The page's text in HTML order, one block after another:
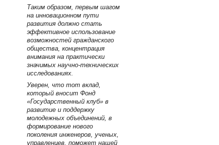
Таким образом, первым шагом
на инновационном пути
развития должно стать
эффективное использование
возможностей гражданского
общества, концентрация
внимания на практически
значимых научно-технических
исследованиях.
Уверен, что тот вклад,
который вносит Фонд
«Государственный клуб» в
развитие и поддержку
молодежных объединений, в
формирование нового
поколения инженеров, ученых,
управленцев, поможет нашей